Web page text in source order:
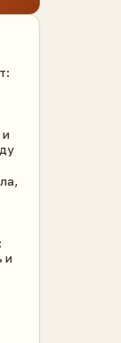
и
и